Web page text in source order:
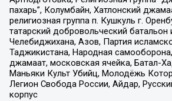
пахарь”, Колумбайн, Хатлонский
религиозная группа п. Кушкуль г.
татарский добровольческий
Челебиджихана, Азов, Партия
Таджикистана, Народная
джамаат, московская ячейка, Батал-
Маньяки Культ Убийц, Молодёжь
Легион Свобода России, Айдар,
корпус